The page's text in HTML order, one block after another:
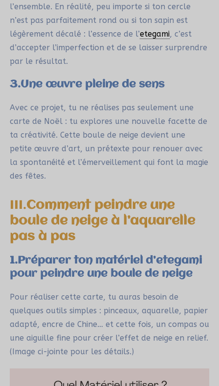
l’ensemble. En réalité, peu importe si ton cercle
n’est pas parfaitement rond ou si ton sapin est
légèrement décalé : l’essence de l’etegami, c’est
d’accepter l’imperfection et de se laisser surprendre
par le résultat.
3.Une œuvre pleine de sens
Avec ce projet, tu ne réalises pas seulement une
carte de Noël : tu explores une nouvelle facette de
ta créativité. Cette boule de neige devient une
petite œuvre d’art, un prétexte pour renouer avec
la spontanéité et l’émerveillement qui font la magie
des fêtes.
III.Comment peindre une
boule de neige à l’aquarelle
pas à pas
1.Préparer ton matériel d’etegami
pour peindre une boule de neige
Pour réaliser cette carte, tu auras besoin de
quelques outils simples : pinceaux, aquarelle, papier
adapté, encre de Chine… et cette fois, un compas ou
une aiguille fine pour créer l’effet de neige en relief.
(Image ci-jointe pour les détails.)